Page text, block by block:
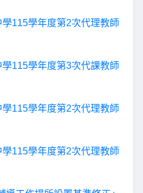
115學年度第2次代理教師
115學年度第3次代課教師
115學年度第2次代理教師
115學年度第2次代理教師